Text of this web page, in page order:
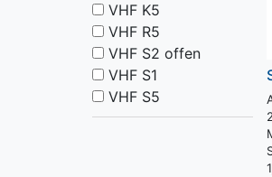
VHF K5
VHF R5
VHF S2 offen
VHF S1
VHF S5